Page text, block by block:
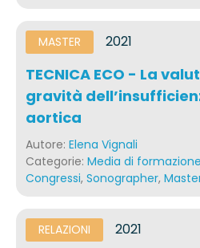
MASTER 2021
TECNICA ECO - La
gravità
aortica
Autore: Elena Vignali
Categorie: Media di
Congressi, Sonographer,
RELAZIONI 2021